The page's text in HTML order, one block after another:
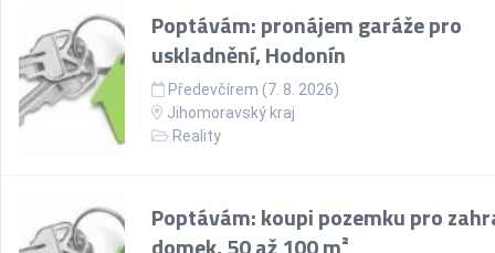
Poptávám: pronájem garáže pro
uskladnění, Hodonín
Předevčírem (7. 8. 2026)
Jihomoravský kraj
Reality
Poptávám: koupi pozemku pro